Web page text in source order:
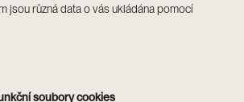
jsou různá data o vás ukládána pomocí
soubory cookies